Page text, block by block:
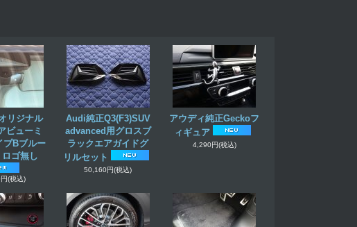
リジナル
ビューミ
プBブルー
ゴ無し
(税込)
Audi純正Q3(F3)SUV
advanced用グロスブ
ラックエアガイドグ
リルセット
50,160円(税込)
アウディ純正Geckoフ
ィギュア
4,290円(税込)